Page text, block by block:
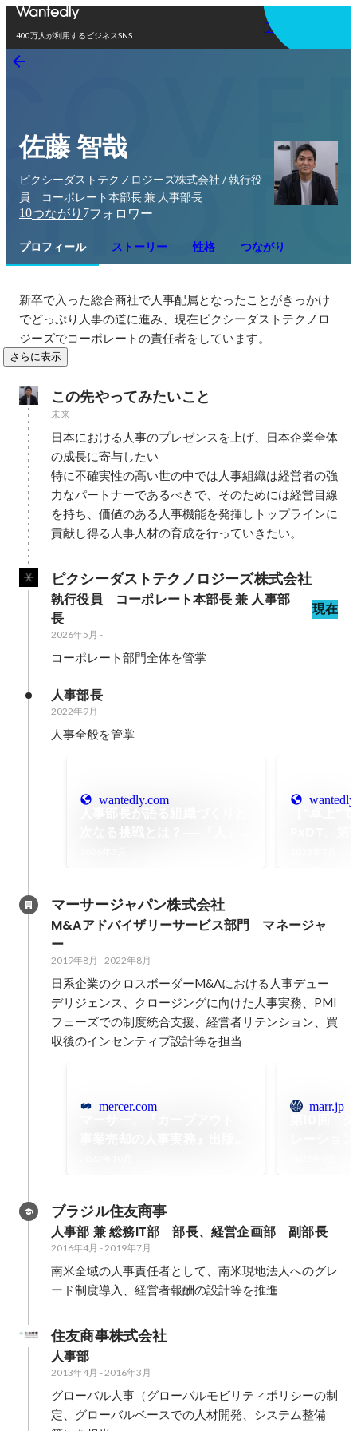
400万人が利用するビジネスSNS
アプリを使う
佐藤 智哉
ピクシーダストテクノロジーズ株式会社 / 執行役
員 コーポレート本部長 兼 人事部長
10つながり 7フォロワー
プロフィール ストーリー 性格 つながり
新卒で入った総合商社で人事配属となったことがきっかけ
でどっぷり人事の道に進み、現在ピクシーダストテクノロ
ジーズでコーポレートの責任者をしています。
さらに表示
この先やってみたいこと
未来
日本における人事のプレゼンスを上げ、日本企業全体
の成長に寄与したい
特に不確実性の高い世の中では人事組織は経営者の強
力なパートナーであるべきで、そのためには経営目線
を持ち、価値のある人事機能を発揮しトップラインに
貢献し得る人事人材の育成を行っていきたい。
ピクシーダストテクノロジーズ株式会社
執行役員　コーポレート本部長 兼 人事部
長
現在
2026年5月 -
コーポレート部門全体を管掌
人事部長
2022年9月
人事全般を管掌
wantedly.com
マーサージャパン株式会社
M&Aアドバイザリーサービス部門　マネージャ
ー
2019年8月 -2022年8月
日系企業のクロスボーダーM&Aにおける人事デュー
デリジェンス、クロージングに向けた人事実務、PMI
フェーズでの制度統合支援、経営者リテンション、買
収後のインセンティブ設計等を担当
mercer.com marr.jp
ブラジル住友商事
人事部 兼 総務IT部　部長、経営企画部　副部長
2016年4月 -2019年7月
南米全域の人事責任者として、南米現地法人へのグレ
ード制度導入、経営者報酬の設計等を推進
住友商事株式会社
人事部
2013年4月 -2016年3月
グローバル人事（グローバルモビリティポリシーの制
定、グローバルベースでの人材開発、システム整備